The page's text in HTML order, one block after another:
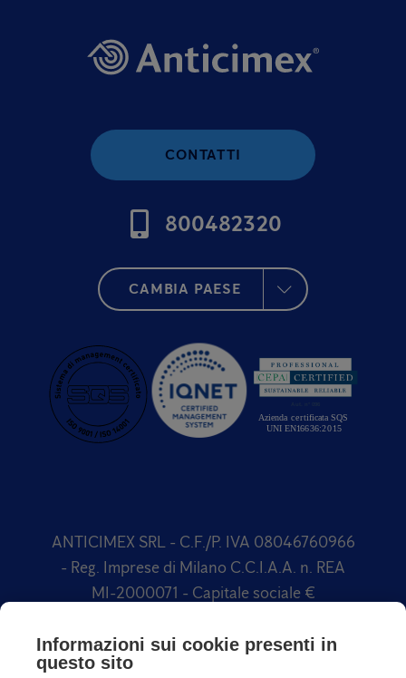
CONTATTI
800482320
CAMBIA PAESE
ANTICIMEX SRL - C.F./P. IVA 08046760966
- Reg. Imprese di Milano C.C.I.A.A. n. REA
MI-2000071 - Capitale sociale €
coordinamento di Anticimex International
Informazioni sui cookie presenti in
questo sito